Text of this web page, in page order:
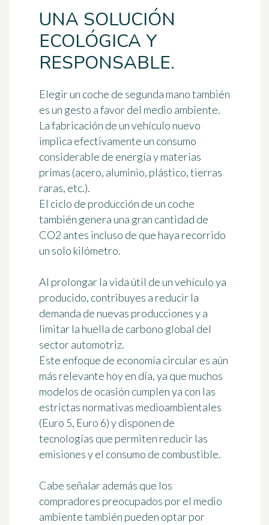
UNA SOLUCIÓN
ECOLÓGICA Y
RESPONSABLE.
Elegir un coche de segunda mano también
es un gesto a favor del medio ambiente.
La fabricación de un vehículo nuevo
implica efectivamente un consumo
considerable de energía y materias
primas (acero, aluminio, plástico, tierras
raras, etc.).
El ciclo de producción de un coche
también genera una gran cantidad de
CO2 antes incluso de que haya recorrido
un solo kilómetro.
Al prolongar la vida útil de un vehículo ya
producido, contribuyes a reducir la
demanda de nuevas producciones y a
limitar la huella de carbono global del
sector automotriz.
Este enfoque de economía circular es aún
más relevante hoy en día, ya que muchos
modelos de ocasión cumplen ya con las
estrictas normativas medioambientales
(Euro 5, Euro 6) y disponen de
tecnologías que permiten reducir las
emisiones y el consumo de combustible.
Cabe señalar además que los
compradores preocupados por el medio
ambiente también pueden optar por